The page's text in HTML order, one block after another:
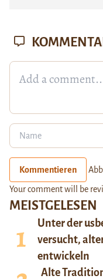
MEISTGELESEN
Unter der
versucht,
entwickeln
Alte
Kommentieren
Your comment will be